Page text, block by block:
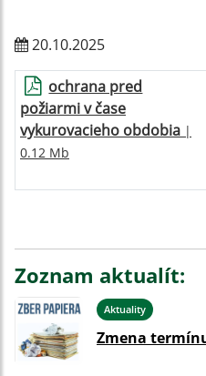
20.10.2025
ochrana pred
požiarmi v čase
vykurovacieho obdobia |
0.12 Mb
Zoznam aktualít:
Aktuality
Zmena